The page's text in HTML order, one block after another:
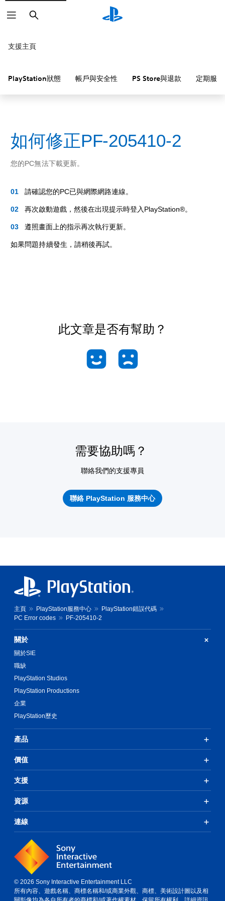
搜
尋
支援主頁
PlayStation狀態 帳戶與安全性 PS Store與退款 定期服務
如何修正PF-205410-2
您的PC無法下載更新。
請確認您的PC已與網際網路連線。
再次啟動遊戲，然後在出現提示時登入PlayStation®。
遵照畫面上的指示再次執行更新。
如果問題持續發生，請稍後再試。
此文章是否有幫助？
需要協助嗎？
聯絡我們的支援專員
聯絡 PlayStation 服務中心
主頁 PlayStation服務中心
PlayStation錯誤代碼
PC Error codes
PF-205410-2
關於
關於SIE
職缺
PlayStation Studios
PlayStation Productions
企業
PlayStation歷史
產品
價值
支援
資源
連線
© 2026 Sony Interactive Entertainment LLC
所有內容、遊戲名稱、商標名稱和/或商業外觀、商標、美術設計圖以及相